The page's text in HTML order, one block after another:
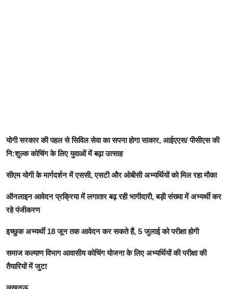
योगी सरकार की पहल से सिविल सेवा का सपना होगा साकार, आईएएस/ पीसीएस की
नि:शुल्क कोचिंग के लिए युवाओं में बढ़ा उत्साह
सीएम योगी के मार्गदर्शन में एससी, एसटी और ओबीसी अभ्यर्थियों को मिल रहा मौका
ऑनलाइन आवेदन प्रक्रिया में लगातार बढ़ रही भागीदारी, बड़ी संख्या में अभ्यर्थी कर
रहे पंजीकरण
इच्छुक अभ्यर्थी 18 जून तक आवेदन कर सकते हैं, 5 जुलाई को परीक्षा होगी
समाज कल्याण विभाग आवासीय कोचिंग योजना के लिए अभ्यर्थियों की परीक्षा की
तैयारियों में जुटा